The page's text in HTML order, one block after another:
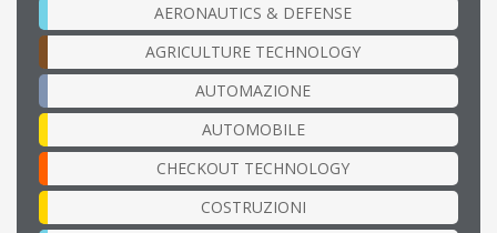
AERONAUTICS & DEFENSE
AGRICULTURE TECHNOLOGY
AUTOMAZIONE
AUTOMOBILE
CHECKOUT TECHNOLOGY
COSTRUZIONI